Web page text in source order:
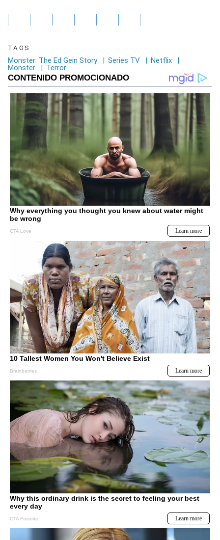
TAGS
Monster: The Ed Gein Story | Series TV | Netflix
|
Monster
| Terror